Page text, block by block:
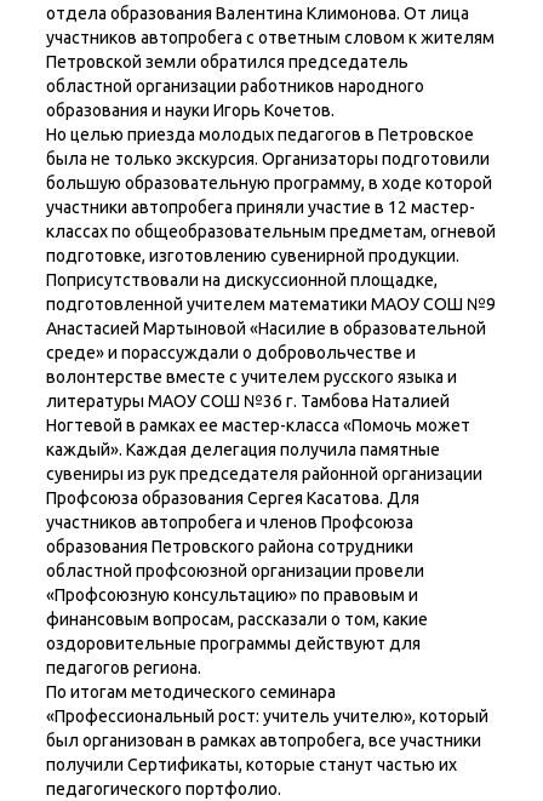
отдела образования Валентина Климонова. От лица
участников автопробега с ответным словом к жителям
Петровской земли обратился председатель
областной организации работников народного
образования и науки Игорь Кочетов.
Но целью приезда молодых педагогов в Петровское
была не только экскурсия. Организаторы подготовили
большую образовательную программу, в ходе которой
участники автопробега приняли участие в 12 мастер-
классах по общеобразовательным предметам, огневой
подготовке, изготовлению сувенирной продукции.
Поприсутствовали на дискуссионной площадке,
подготовленной учителем математики МАОУ СОШ №9
Анастасией Мартыновой «Насилие в образовательной
среде» и порассуждали о добровольчестве и
волонтерстве вместе с учителем русского языка и
литературы МАОУ СОШ №36 г. Тамбова Наталией
Ногтевой в рамках ее мастер-класса «Помочь может
каждый». Каждая делегация получила памятные
сувениры из рук председателя районной организации
Профсоюза образования Сергея Касатова. Для
участников автопробега и членов Профсоюза
образования Петровского района сотрудники
областной профсоюзной организации провели
«Профсоюзную консультацию» по правовым и
финансовым вопросам, рассказали о том, какие
оздоровительные программы действуют для
педагогов региона.
По итогам методического семинара
«Профессиональный рост: учитель учителю», который
был организован в рамках автопробега, все участники
получили Сертификаты, которые станут частью их
педагогического портфолио.